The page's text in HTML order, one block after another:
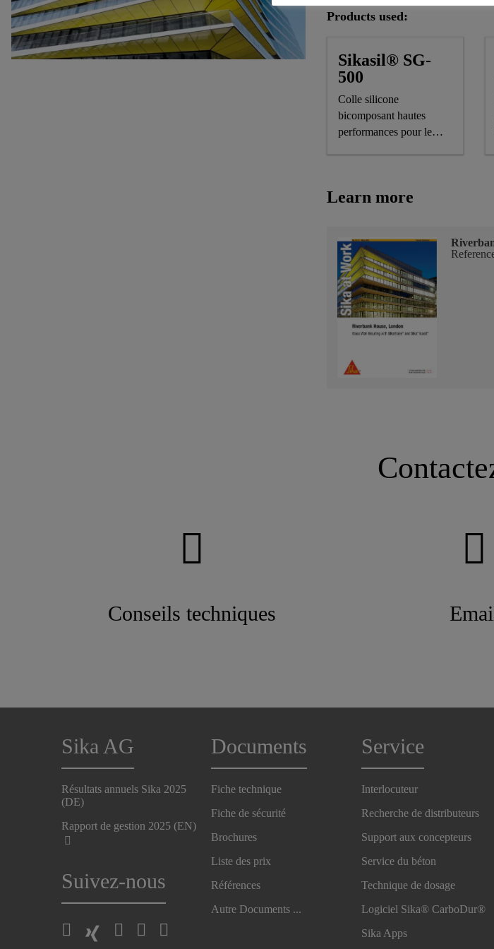
Products used:
Sikasil® SG-
500
Colle silicone
bicomposant hautes
performances pour le
Learn more
Conseils techniques
Sika AG
Résultats annuels Sika 2025
(DE)
Rapport de gestion 2025 (EN)
Suivez-nous
Documents
Fiche technique
Fiche de sécurité
Brochures
Liste des prix
Références
Autre Documents ...
Service
Interlocuteur
Recherche de distributeurs
Support aux concepteurs
Service du béton
Technique de dosage
Logiciel Sika® CarboDur®
Sika Apps